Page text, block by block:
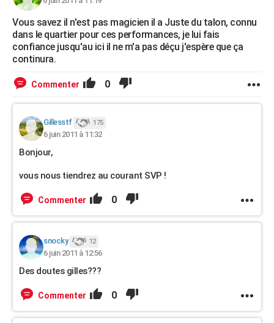
Vous savez il n'est pas magicien il a Juste du talon, connu
dans le quartier pour ces performances, je lui fais
confiance jusqu'au ici il ne m'a pas déçu j'espère que ça
continura.
Commenter 0
Gillesstf 175
6 juin 2011 à 11:32
Bonjour,
vous nous tiendrez au courant SVP !
Commenter 0
snocky 12
6 juin 2011 à 12:56
Des doutes gilles???
Commenter 0